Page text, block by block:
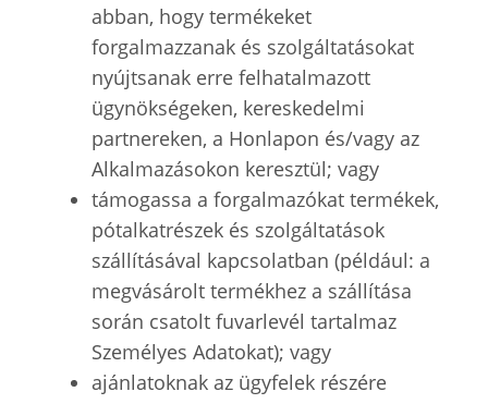
abban, hogy termékeket
forgalmazzanak és szolgáltatásokat
nyújtsanak erre felhatalmazott
ügynökségeken, kereskedelmi
partnereken, a Honlapon és/vagy az
Alkalmazásokon keresztül; vagy
támogassa a forgalmazókat termékek,
pótalkatrészek és szolgáltatások
szállításával kapcsolatban (például: a
megvásárolt termékhez a szállítása
során csatolt fuvarlevél tartalmaz
Személyes Adatokat); vagy
ajánlatoknak az ügyfelek részére